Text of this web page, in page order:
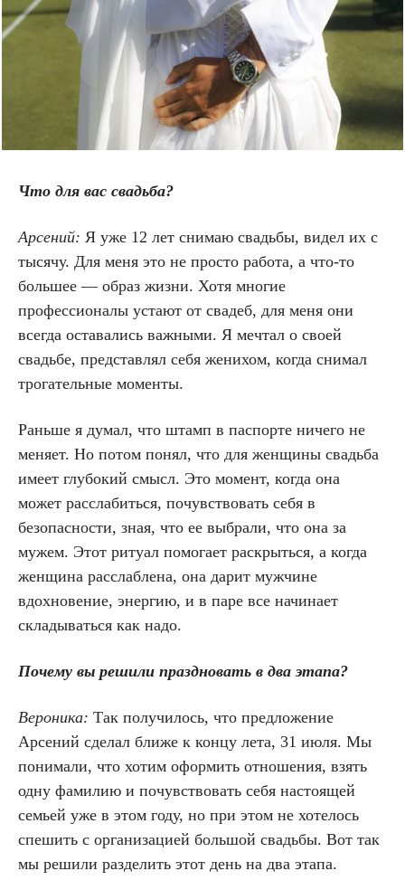
Что для вас свадьба?
Арсений: Я уже 12 лет снимаю свадьбы, видел их с
тысячу. Для меня это не просто работа, а что-то
большее — образ жизни. Хотя многие
профессионалы устают от свадеб, для меня они
всегда оставались важными. Я мечтал о своей
свадьбе, представлял себя женихом, когда снимал
трогательные моменты.
Раньше я думал, что штамп в паспорте ничего не
меняет. Но потом понял, что для женщины свадьба
имеет глубокий смысл. Это момент, когда она
может расслабиться, почувствовать себя в
безопасности, зная, что ее выбрали, что она за
мужем. Этот ритуал помогает раскрыться, а когда
женщина расслаблена, она дарит мужчине
вдохновение, энергию, и в паре все начинает
складываться как надо.
Почему вы решили праздновать в два этапа?
Вероника: Так получилось, что предложение
Арсений сделал ближе к концу лета, 31 июля. Мы
понимали, что хотим оформить отношения, взять
одну фамилию и почувствовать себя настоящей
семьей уже в этом году, но при этом не хотелось
спешить с организацией большой свадьбы. Вот так
мы решили разделить этот день на два этапа.